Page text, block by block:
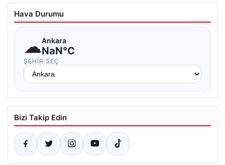
Hava Durumu
☁Ankara
NaN°C
ŞEHIR SEÇ
Bizi Takip Edin